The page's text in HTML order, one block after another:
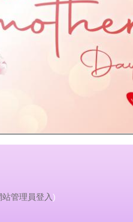
站管理員登入)